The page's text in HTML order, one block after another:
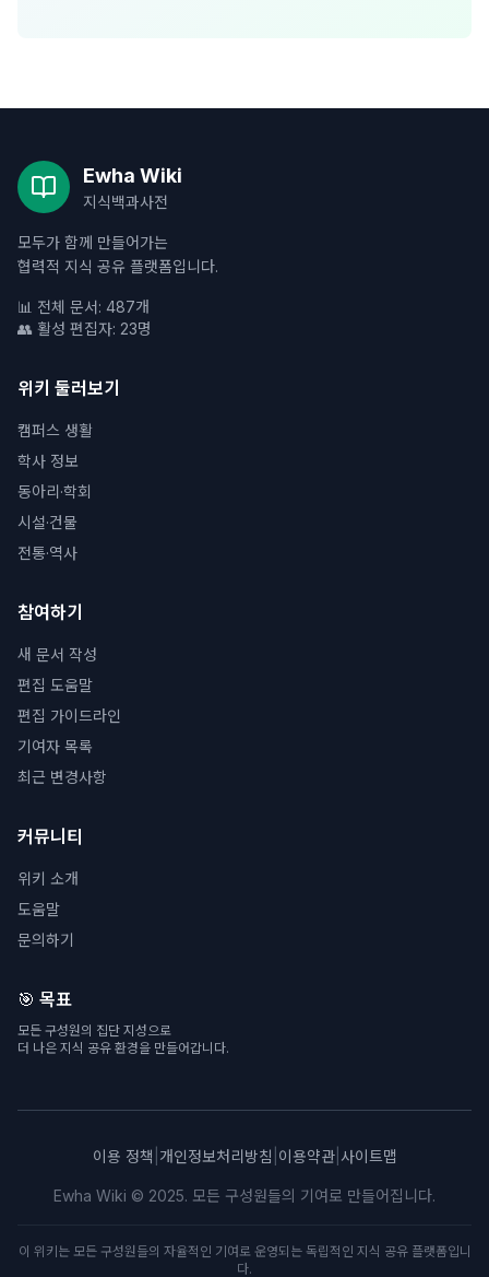
Ewha Wiki
지식백과사전
모두가 함께 만들어가는
협력적 지식 공유 플랫폼입니다.
📊 전체 문서: 487개
👥 활성 편집자: 23명
위키 둘러보기
캠퍼스 생활
학사 정보
동아리·학회
시설·건물
전통·역사
참여하기
새 문서 작성
편집 도움말
편집 가이드라인
기여자 목록
최근 변경사항
커뮤니티
위키 소개
도움말
문의하기
🎯 목표
모든 구성원의 집단 지성으로
더 나은 지식 공유 환경을 만들어갑니다.
이용 정책 개인정보처리방침 이용약관| 사이트맵
Ewha Wiki © 2025. 모든 구성원들의 기여로 만들어집니다.
이 위키는 모든 구성원들의 자율적인 기여로 운영되는 독립적인 지식 공유 플랫폼입니
다.